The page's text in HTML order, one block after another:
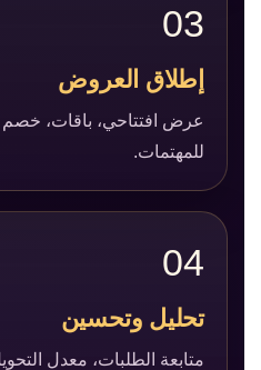
03
إطلاق العروض
عرض افتتاحي، باقات،
للمهتمات.
04
تحليل وتحسين
متابعة الطلبات، معدل